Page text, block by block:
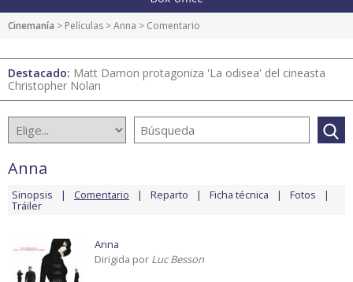
Cinemanía > Películas >Anna > Comentario
Destacado: Matt Damon protagoniza 'La odisea' del cineasta
Christopher Nolan
Anna
Sinopsis Comentario Reparto Ficha técnica Fotos
Tráiler
Anna
Dirigida por Luc Besson